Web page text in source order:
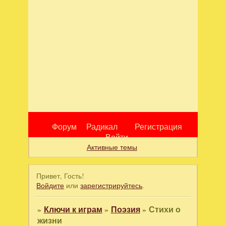
Форум Радикал
Регистрация
Войти
Активные темы
Привет, Гость!
Войдите илизарегистрируйтесь.
» Ключи к играм » Поэзия» Стихи о
жизни